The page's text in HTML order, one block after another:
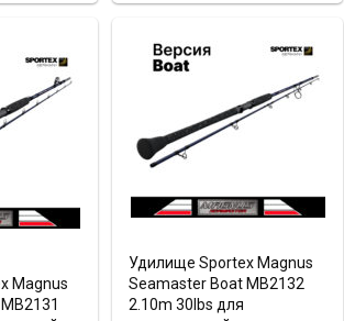
Magnus
Удилище Sportex Magnus
Seamaster Boat MB2132
2.10m 30lbs для